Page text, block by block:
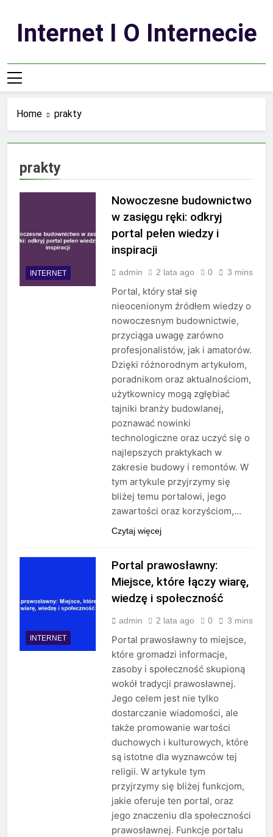
contentInternet I O Internecie
Home prakty
prakty
INTERNET
Nowoczesne budownictwo
w zasięgu ręki: odkryj
portal pełen wiedzy i
inspiracji
admin 2 lata ago 0 3 mins
Portal, który stał się
nieocenionym źródłem wiedzy o
nowoczesnym budownictwie,
przyciąga uwagę zarówno
profesjonalistów, jak i amatorów.
Dzięki różnorodnym artykułom,
poradnikom oraz aktualnościom,
użytkownicy mogą zgłębiać
tajniki branży budowlanej,
poznawać nowinki
technologiczne oraz uczyć się o
najlepszych praktykach w
zakresie budowy i remontów. W
tym artykule przyjrzymy się
bliżej temu portalowi, jego
zawartości oraz korzyściom,…
Czytaj więcej
INTERNET
Portal prawosławny:
Miejsce, które łączy wiarę,
wiedzę i społeczność
admin 2 lata ago 0 3 mins
Portal prawosławny to miejsce,
które gromadzi informacje,
zasoby i społeczność skupioną
wokół tradycji prawosławnej.
Jego celem jest nie tylko
dostarczanie wiadomości, ale
także promowanie wartości
duchowych i kulturowych, które
są istotne dla wyznawców tej
religii. W artykule tym
przyjrzymy się bliżej funkcjom,
jakie oferuje ten portal, oraz
jego znaczeniu dla społeczności
prawosławnej. Funkcje portalu